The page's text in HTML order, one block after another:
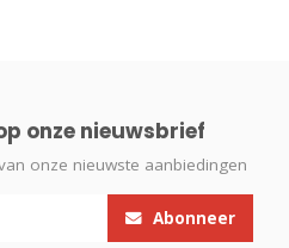
onze nieuwsbrief
onze nieuwste aanbiedingen
Abonneer